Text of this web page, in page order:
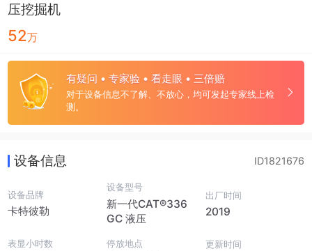
压挖掘机
52万
有疑问 • 专家验 • 看走眼 • 三倍赔
对于设备信息不了解、不放心，均可发起专家线上检
测。
设备信息 ID1821676
设备品牌
卡特彼勒
设备型号
新一代CAT®336
GC 液压
出厂时间
2019
表显小时数 停放地点 更新时间